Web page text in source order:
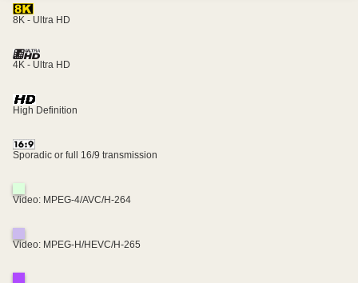
8K - Ultra HD
4K - Ultra HD
High Definition
Sporadic or full 16/9 transmission
Video: MPEG-4/AVC/H-264
Video: MPEG-H/HEVC/H-265